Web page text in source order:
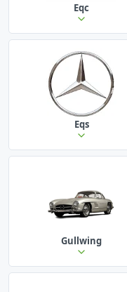
Eqc
Eqs
Gullwing